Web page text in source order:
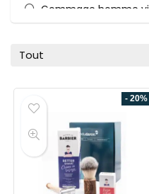
Gommage homme
Huile pour barbe
Savon à barbe -
Shavette
Soins Visage
Toutes les catégories
Tout
- 20%